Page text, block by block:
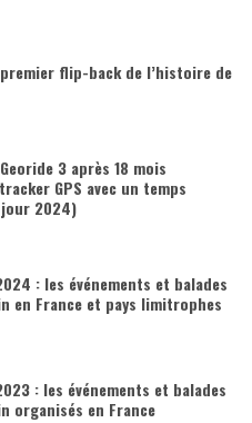
premier flip-back de l’histoire de
3 après 18 mois
GPS avec un temps
jour 2024)
: les événements et balades
en France et pays limitrophes
: les événements et balades
organisés en France